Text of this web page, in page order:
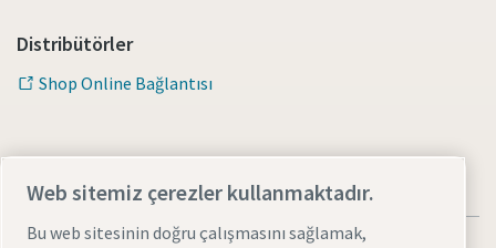
Distribütörler
Shop Online Bağlantısı
Web sitemiz çerezler kullanmaktadır.
Bu web sitesinin doğru çalışmasını sağlamak,